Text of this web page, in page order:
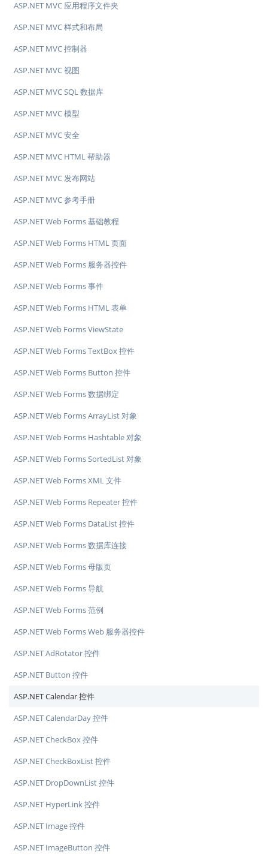
ASP.NET MVC 应用程序文件夹
ASP.NET MVC 样式和布局
ASP.NET MVC 控制器
ASP.NET MVC 视图
ASP.NET MVC SQL 数据库
ASP.NET MVC 模型
ASP.NET MVC 安全
ASP.NET MVC HTML 帮助器
ASP.NET MVC 发布网站
ASP.NET MVC 参考手册
ASP.NET Web Forms 基础教程
ASP.NET Web Forms HTML 页面
ASP.NET Web Forms 服务器控件
ASP.NET Web Forms 事件
ASP.NET Web Forms HTML 表单
ASP.NET Web Forms ViewState
ASP.NET Web Forms TextBox 控件
ASP.NET Web Forms Button 控件
ASP.NET Web Forms 数据绑定
ASP.NET Web Forms ArrayList 对象
ASP.NET Web Forms Hashtable 对象
ASP.NET Web Forms SortedList 对象
ASP.NET Web Forms XML 文件
ASP.NET Web Forms Repeater 控件
ASP.NET Web Forms DataList 控件
ASP.NET Web Forms 数据库连接
ASP.NET Web Forms 母版页
ASP.NET Web Forms 导航
ASP.NET Web Forms 范例
ASP.NET Web Forms Web 服务器控件
ASP.NET AdRotator 控件
ASP.NET Button 控件
ASP.NET Calendar 控件
ASP.NET CalendarDay 控件
ASP.NET CheckBox 控件
ASP.NET CheckBoxList 控件
ASP.NET DropDownList 控件
ASP.NET HyperLink 控件
ASP.NET Image 控件
ASP.NET ImageButton 控件